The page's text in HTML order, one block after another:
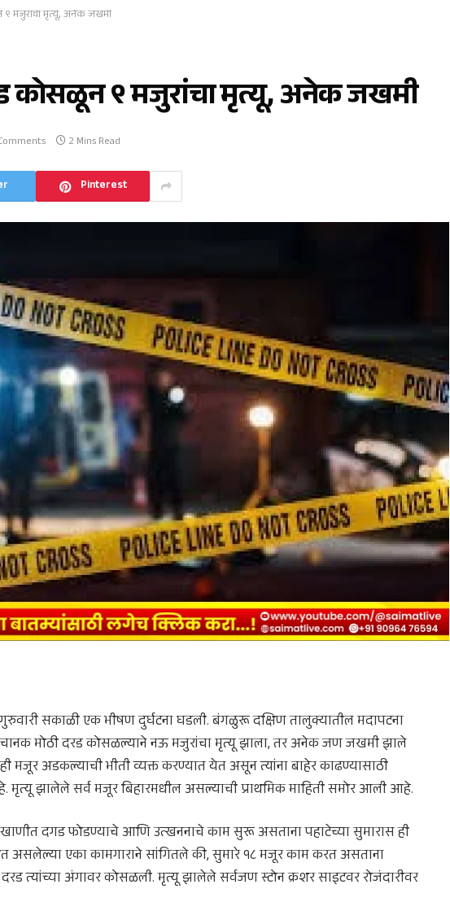
९ मजुरांचा मृत्यू, अनेक जखमी
कोसळून ९ मजुरांचा मृत्यू, अनेक जखमी
2 Mins Read
Pinterest
सकाळी एक भीषण दुर्घटना घडली. बंगळुरू दक्षिण तालुक्यातील मदापटना
मोठी दरड कोसळल्याने नऊ मजुरांचा मृत्यू झाला, तर अनेक जण जखमी झाले
अडकल्याची भीती व्यक्त करण्यात येत असून त्यांना बाहेर काढण्यासाठी
मृत्यू झालेले सर्व मजूर बिहारमधील असल्याची प्राथमिक माहिती समोर आली आहे.
खाणीत दगड फोडण्याचे आणि उत्खननाचे काम सुरू असताना पहाटेच्या सुमारास ही
असलेल्या एका कामगाराने सांगितले की, सुमारे १८ मजूर काम करत असताना
त्यांच्या अंगावर कोसळली. मृत्यू झालेले सर्वजण स्टोन क्रशर साइटवर रोजंदारीवर